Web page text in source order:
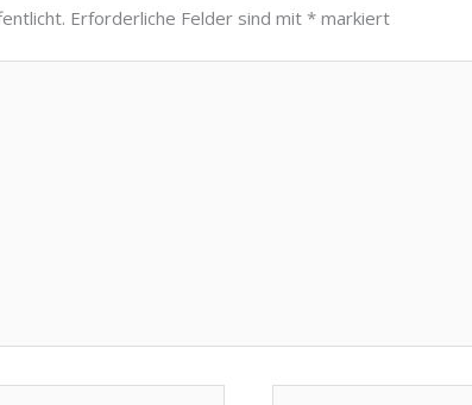
Erforderliche Felder sind mit* markiert